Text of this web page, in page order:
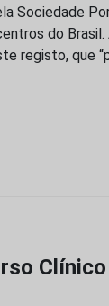
Sociedade
do
registo, que